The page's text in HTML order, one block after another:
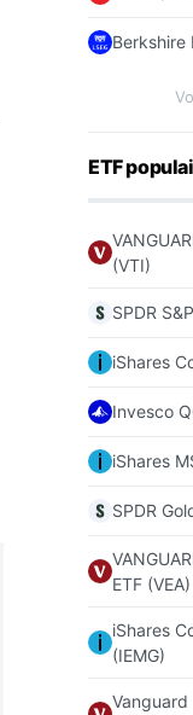
Berkshire
ETF
(VTI)
SPDR
iShares
Invesco
iShares
SPDR
ETF (VEA)
iShares
(IEMG)
Vanguard